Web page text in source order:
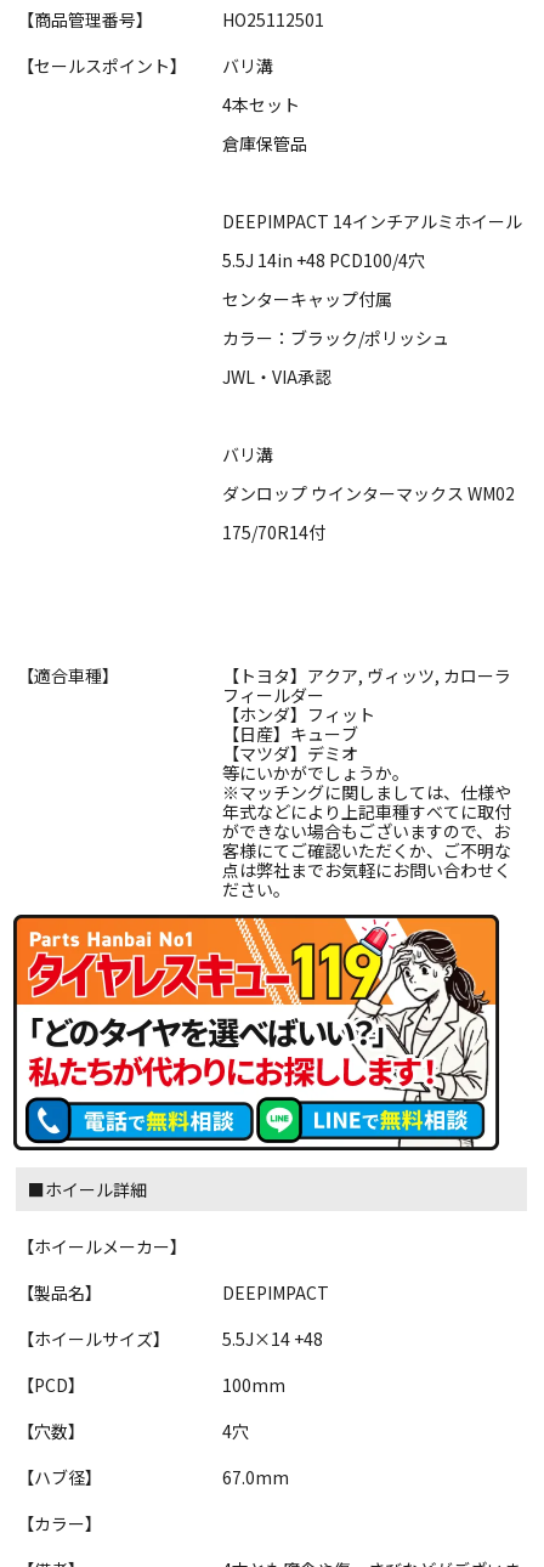
【商品管理番号】
HO25112501
【セールスポイント】
バリ溝
4本セット
倉庫保管品
DEEPIMPACT 14インチアルミホイール
5.5J 14in +48 PCD100/4穴
センターキャップ付属
カラー：ブラック/ポリッシュ
JWL・VIA承認
バリ溝
ダンロップ ウインターマックス WM02
175/70R14付
【適合車種】
【トヨタ】アクア, ヴィッツ, カローラ
フィールダー
【ホンダ】フィット
【日産】キューブ
【マツダ】デミオ
等にいかがでしょうか。
※マッチングに関しましては、仕様や
年式などにより上記車種すべてに取付
ができない場合もございますので、お
客様にてご確認いただくか、ご不明な
点は弊社までお気軽にお問い合わせく
ださい。
■ホイール詳細
【ホイールメーカー】
【製品名】
DEEPIMPACT
【ホイールサイズ】
5.5J×14 +48
【PCD】
100mm
【穴数】
4穴
【ハブ径】
67.0mm
【カラー】